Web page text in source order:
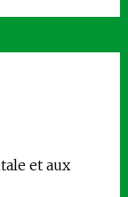
et aux